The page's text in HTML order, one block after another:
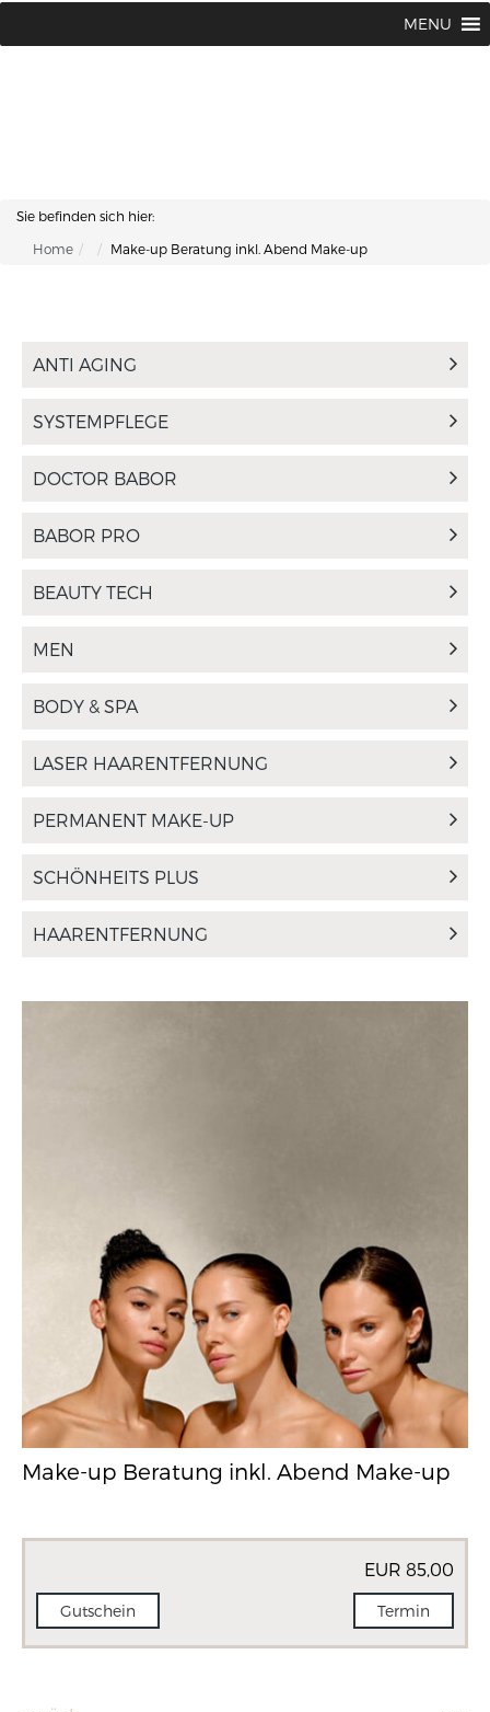
MENU
Sie befinden sich hier:
Home Make-up Beratung inkl. Abend Make-up
ANTI AGING
SYSTEMPFLEGE
DOCTOR BABOR
BABOR PRO
BEAUTY TECH
MEN
BODY & SPA
LASER HAARENTFERNUNG
PERMANENT MAKE-UP
SCHÖNHEITS PLUS
HAARENTFERNUNG
Make-up Beratung inkl. Abend Make-up
EUR 85,00
Gutschein Termin